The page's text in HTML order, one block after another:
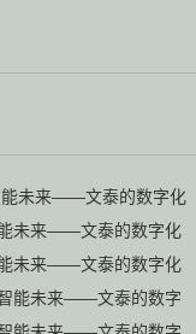
能未来——文泰的数字化
未来——文泰的数字化
未来——文泰的数字化
能未来——文泰的数字